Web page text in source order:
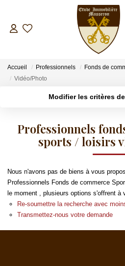
NOS
Accueil Professionnels Fonds de
Vidéo/Photo
Modifier les critères
Sélectionnez...
Type de bien
Créer une alerte
Professionnels
sports / loisirs
Nous n'avons pas de biens à vous
Professionnels Fonds de commerce
le moment , plusieurs options s'offrent à
Re-soumettre la recherche avec
Transmettez-nous votre demande